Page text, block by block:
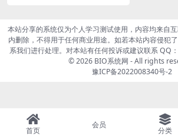
本站分享的系统仅为个人学习测试使用，内容均来自
内删除，不得用于任何商业用途。如若本站内容侵犯
系我们进行处理。对本站有任何投诉或建议联系
© 2026 BIO系统网 - All rights
豫ICP备2022008340号-2
首页
会员
分类